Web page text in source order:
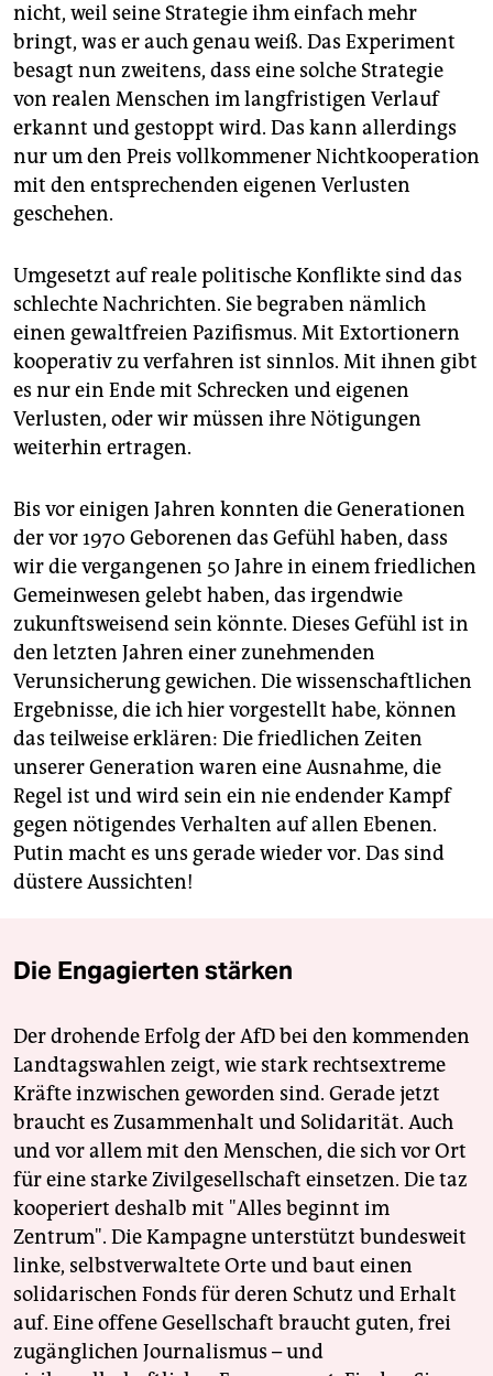
nicht, weil seine Strategie ihm einfach mehr
bringt, was er auch genau weiß. Das Experiment
besagt nun zweitens, dass eine solche Strategie
von realen Menschen im langfristigen Verlauf
erkannt und gestoppt wird. Das kann allerdings
nur um den Preis vollkommener Nichtkooperation
mit den entsprechenden eigenen Verlusten
geschehen.
Umgesetzt auf reale politische Konflikte sind das
schlechte Nachrichten. Sie begraben nämlich
einen gewaltfreien Pazifismus. Mit Extortionern
kooperativ zu verfahren ist sinnlos. Mit ihnen gibt
es nur ein Ende mit Schrecken und eigenen
Verlusten, oder wir müssen ihre Nötigungen
weiterhin ertragen.
Bis vor einigen Jahren konnten die Generationen
der vor 1970 Geborenen das Gefühl haben, dass
wir die vergangenen 50 Jahre in einem friedlichen
Gemeinwesen gelebt haben, das irgendwie
zukunftsweisend sein könnte. Dieses Gefühl ist in
den letzten Jahren einer zunehmenden
Verunsicherung gewichen. Die wissenschaftlichen
Ergebnisse, die ich hier vorgestellt habe, können
das teilweise erklären: Die friedlichen Zeiten
unserer Generation waren eine Ausnahme, die
Regel ist und wird sein ein nie endender Kampf
gegen nötigendes Verhalten auf allen Ebenen.
Putin macht es uns gerade wieder vor. Das sind
düstere Aussichten!
Die Engagierten stärken
Der drohende Erfolg der AfD bei den kommenden
Landtagswahlen zeigt, wie stark rechtsextreme
Kräfte inzwischen geworden sind. Gerade jetzt
braucht es Zusammenhalt und Solidarität. Auch
und vor allem mit den Menschen, die sich vor Ort
für eine starke Zivilgesellschaft einsetzen. Die taz
kooperiert deshalb mit "Alles beginnt im
Zentrum". Die Kampagne unterstützt bundesweit
linke, selbstverwaltete Orte und baut einen
solidarischen Fonds für deren Schutz und Erhalt
auf. Eine offene Gesellschaft braucht guten, frei
zugänglichen Journalismus – und